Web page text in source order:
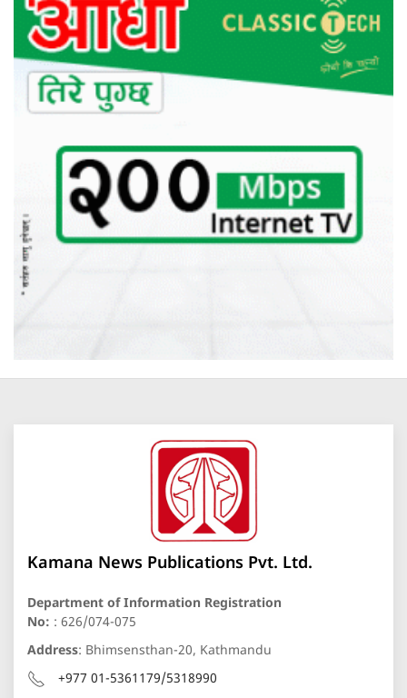
Kamana News Publications Pvt. Ltd.
Department of Information Registration
No: : 626/074-075
Address: Bhimsensthan-20, Kathmandu
+977 01-5361179/5318990